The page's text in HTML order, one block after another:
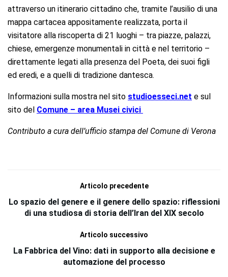
attraverso un itinerario cittadino che, tramite l’ausilio di una
mappa cartacea appositamente realizzata, porta il
visitatore alla riscoperta di 21 luoghi – tra piazze, palazzi,
chiese, emergenze monumentali in città e nel territorio –
direttamente legati alla presenza del Poeta, dei suoi figli
ed eredi, e a quelli di tradizione dantesca.
Informazioni sulla mostra nel sito studioesseci.net e sul
sito del Comune – area Musei civici
Contributo a cura dell’ufficio stampa del Comune di Verona
Articolo precedente
Lo spazio del genere e il genere dello spazio: riflessioni
di una studiosa di storia dell’Iran del XIX secolo
Articolo successivo
La Fabbrica del Vino: dati in supporto alla decisione e
automazione del processo